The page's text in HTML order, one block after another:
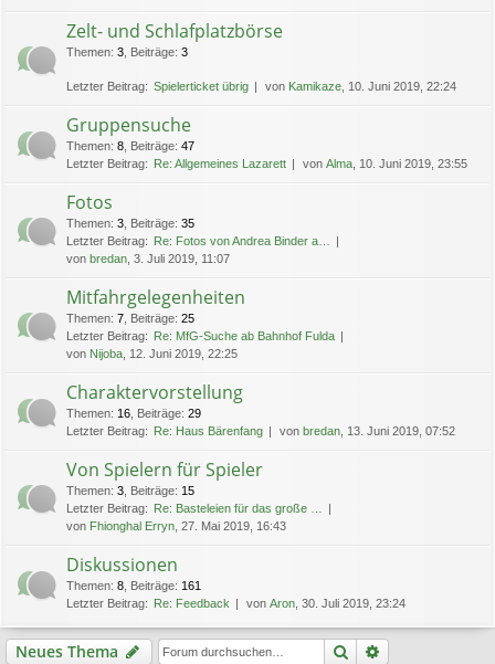
Zelt- und Schlafplatzbörse
Themen: 3 Beiträge: 3
Letzter Beitrag: Spielerticket übrig von Kamikaze , 10. Juni 2019, 22:24
Gruppensuche
Themen: 8 Beiträge: 47
Letzter Beitrag: Re: Allgemeines Lazarett von Alma , 10. Juni 2019, 23:55
Fotos
Themen: 3 Beiträge: 35
Letzter Beitrag: Re: Fotos von Andrea Binder a…
von bredan , 3. Juli 2019, 11:07
Mitfahrgelegenheiten
Themen: 7 Beiträge: 25
Letzter Beitrag: Re: MfG-Suche ab Bahnhof Fulda
von Nijoba , 12. Juni 2019, 22:25
Charaktervorstellung
Themen: 16 Beiträge: 29
Letzter Beitrag: Re: Haus Bärenfang von bredan , 13. Juni 2019, 07:52
Von Spielern für Spieler
Themen: 3 Beiträge: 15
Letzter Beitrag: Re: Basteleien für das große …
von Fhionghal Erryn , 27. Mai 2019, 16:43
Diskussionen
Themen: 8 Beiträge: 161
Letzter Beitrag: Re: Feedback von Aron , 30. Juli 2019, 23:24
Neues Thema Suche